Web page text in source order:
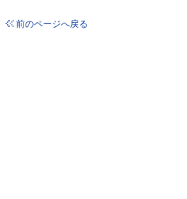
前のページへ戻る